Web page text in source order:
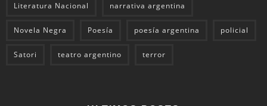
Literatura Nacional narrativa argentina
Novela Negra Poesía poesía argentina policial
Satori teatro argentino terror